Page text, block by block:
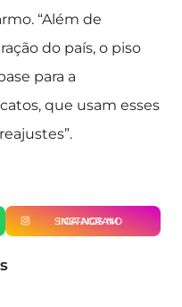
“Além de
do país, o piso
para a
que usam esses
SIGA-NOS NO INSTAGRAM